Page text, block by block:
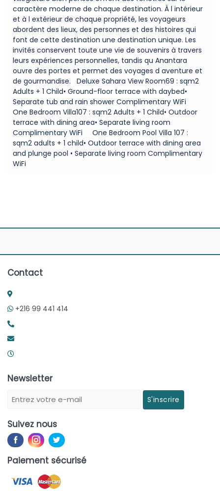
caractère moderne de chaque destination. À l intérieur
et à l extérieur de chaque propriété, les voyageurs
abordent des lieux, des personnes et des histoires qui
font de cette destination une destination unique. Les
invités conservent toute une vie de souvenirs à travers
leurs expériences personnelles, tandis qu Anantara
ouvre des portes et permet des voyages d aventure et
de gourmandise. Deluxe Sahara View Room69 : sqm2
Adults + 1 Child• Ground-floor terrace with daybed•
Separate tub and rain shower Complimentary WiFi
One Bedroom Villa107 : sqm2 Adults + 1 Child• Outdoor
terrace with dining area• Separate living room
Complimentary WiFi One Bedroom Pool Villa 107 :
sqm2 adults + 1 child• Outdoor terrace with dining area
and plunge pool • Separate living room Complimentary
WiFi
Contact
+216 99 441 414
Newsletter
S'inscrire
Suivez nous
Paiement sécurisé